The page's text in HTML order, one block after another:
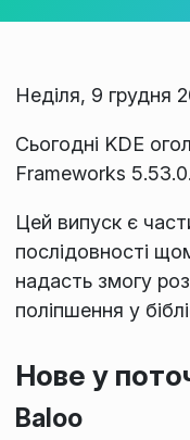
Неділя, 9 грудня
Сьогодні KDE
Frameworks 5.53.0.
Цей випуск є
послідовності
надасть змогу
поліпшення у
Нове у
Baloo